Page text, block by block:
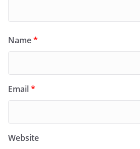
Name*
Email*
Website